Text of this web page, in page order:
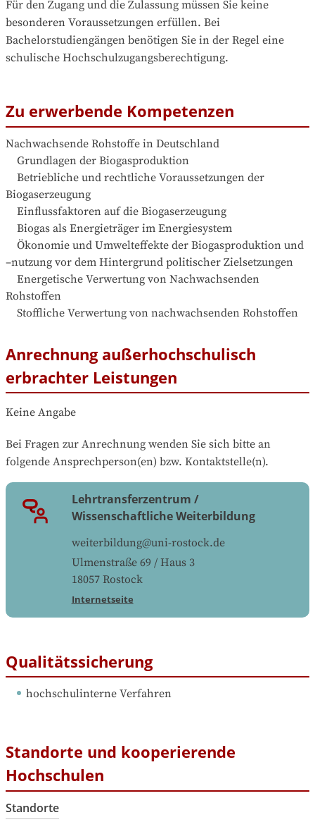
Für den Zugang und die Zulassung müssen Sie keine
besonderen Voraussetzungen erfüllen. Bei
Bachelorstudiengängen benötigen Sie in der Regel eine
schulische Hochschulzugangsberechtigung.
Zu erwerbende Kompetenzen
Nachwachsende Rohstoffe in Deutschland
Biogaserzeugung
–nutzung vor dem Hintergrund politischer Zielsetzungen
Rohstoffen
    Stoffliche Verwertung von nachwachsenden Rohstoffen
Anrechnung außerhochschulisch
erbrachter Leistungen
Keine Angabe
Bei Fragen zur Anrechnung wenden Sie sich bitte an
folgende Ansprechperson(en) bzw. Kontaktstelle(n).
Lehrtransferzentrum /
Wissenschaftliche Weiterbildung
weiterbildung@uni-rostock.de
Ulmenstraße 69 / Haus 3
18057 Rostock
Internetseite
Qualitätssicherung
hochschulinterne Verfahren
Standorte und kooperierende
Hochschulen
Standorte